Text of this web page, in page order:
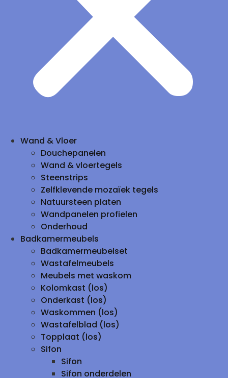
Wand & Vloer
Douchepanelen
Wand & vloertegels
Steenstrips
Zelfklevende mozaïek tegels
Natuursteen platen
Wandpanelen profielen
Onderhoud
Badkamermeubels
Badkamermeubelset
Wastafelmeubels
Meubels met waskom
Kolomkast (los)
Onderkast (los)
Waskommen (los)
Wastafelblad (los)
Topplaat (los)
Sifon
Sifon
Sifon onderdelen